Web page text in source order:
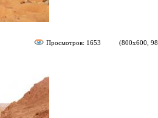
Просмотров: 1653 (800х600,